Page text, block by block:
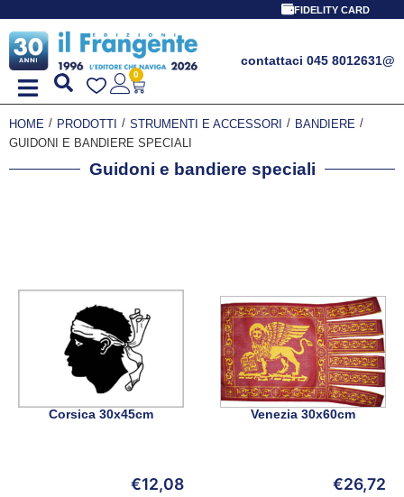
FIDELITY CARD
contattaci 045 8012631@
0
HOME / PRODOTTI / STRUMENTI E ACCESSORI / BANDIERE /
GUIDONI E BANDIERE SPECIALI
Guidoni e bandiere speciali
Corsica 30x45cm
€12,08
Venezia 30x60cm
€26,72